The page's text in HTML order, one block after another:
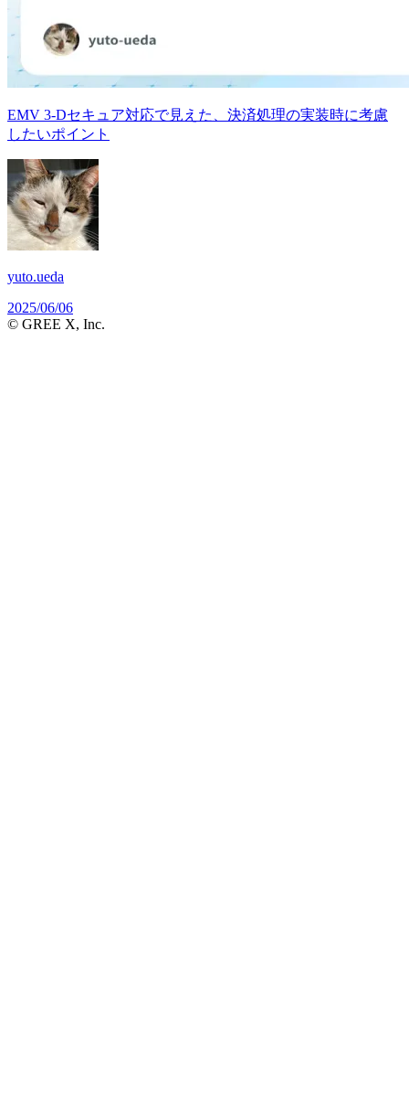
EMV 3-Dセキュア対応で見えた、決済処理の実装時に考慮
したいポイント
yuto.ueda
2025/06/06
© GREE X, Inc.